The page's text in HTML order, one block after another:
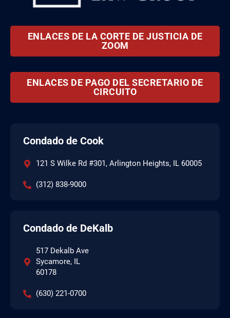
ENLACES DE LA CORTE DE JUSTICIA DE
ZOOM
ENLACES DE PAGO DEL SECRETARIO DE
CIRCUITO
Condado de Cook
121 S Wilke Rd #301, Arlington Heights, IL 60005
(312) 838-9000
Condado de DeKalb
517 Dekalb Ave
Sycamore, IL
60178
(630) 221-0700